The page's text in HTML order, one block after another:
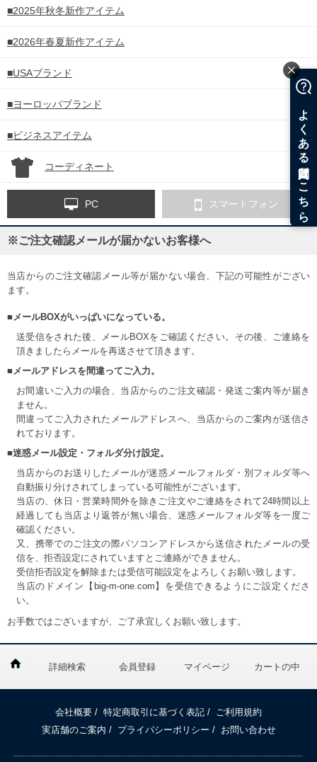
■2025年秋冬新作アイテム
■2026年春夏新作アイテム
■USAブランド
■ヨーロッパブランド
■ビジネスアイテム
コーディネート
PC スマートフォン
※ご注文確認メールが届かないお客様へ
当店からのご注文確認メール等が届かない場合、下記の可能性がござい
ます。
■メールBOXがいっぱいになっている。
送受信をされた後、メールBOXをご確認ください。その後、ご連絡を
頂きましたらメールを再送させて頂きます。
■メールアドレスを間違ってご入力。
お間違いご入力の場合、当店からのご注文確認・発送ご案内等が届き
ません。
間違ってご入力されたメールアドレスへ、当店からのご案内が送信さ
れております。
■迷惑メール設定・フォルダ分け設定。
当店からのお送りしたメールが迷惑メールフォルダ・別フォルダ等へ
自動振り分けされてしまっている可能性がございます。
当店の、休日・営業時間外を除きご注文やご連絡をされて24時間以上
経過しても当店より返答が無い場合、迷惑メールフォルダ等を一度ご
確認ください。
又、携帯でのご注文の際パソコンアドレスから送信されたメールの受
信を、拒否設定にされていますとご連絡ができません。
受信拒否設定を解除または受信可能設定をよろしくお願い致します。
当店のドメイン【big-m-one.com】を受信できるようにご設定くださ
い。
お手数ではございますが、ご了承宜しくお願い致します。
詳細検索 会員登録 マイページ カートの中
会社概要 / 特定商取引に基づく表記 /
ご利用規約
実店舗のご案内 / プライバシーポリシー / お問い合わせ